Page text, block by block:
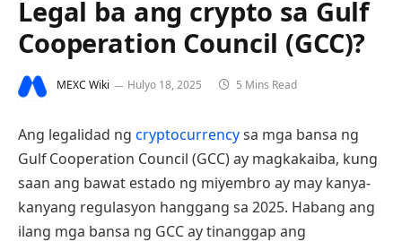
Legal ba ang crypto sa Gulf
Cooperation Council (GCC)?
MEXC Wiki Hulyo 18, 2025 5 Mins Read
Ang legalidad ng cryptocurrencysa mga bansa ng
Gulf Cooperation Council (GCC) ay magkakaiba, kung
saan ang bawat estado ng miyembro ay may kanya-
kanyang regulasyon hanggang sa 2025. Habang ang
ilang mga bansa ng GCC ay tinanggap ang